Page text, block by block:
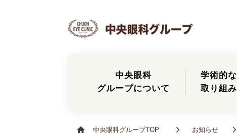
中央眼科
グループについて
学術的な
取り組み
中央眼科グループTOP お知らせ